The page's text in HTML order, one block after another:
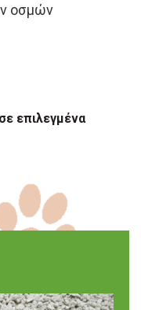
οσμών
σε επιλεγμένα